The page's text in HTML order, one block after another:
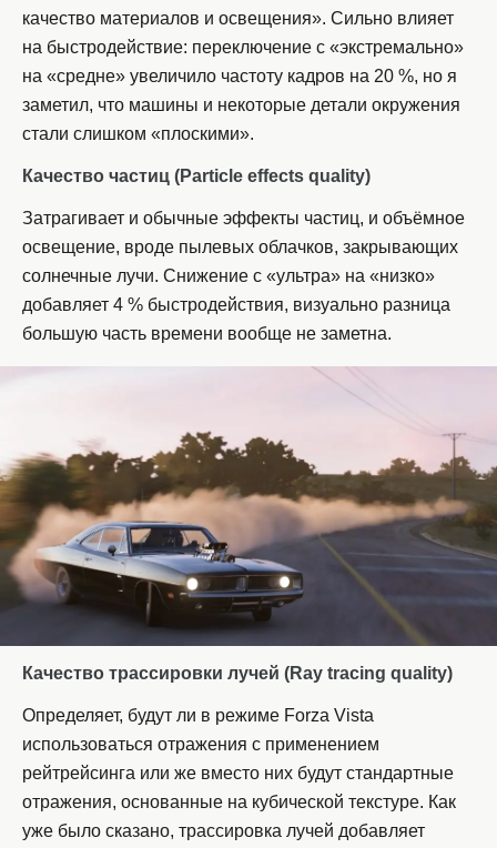
качество материалов и освещения». Сильно влияет
на быстродействие: переключение с «экстремально»
на «средне» увеличило частоту кадров на 20 %, но я
заметил, что машины и некоторые детали окружения
стали слишком «плоскими».
Качество частиц (Particle effects quality)
Затрагивает и обычные эффекты частиц, и объёмное
освещение, вроде пылевых облачков, закрывающих
солнечные лучи. Снижение с «ультра» на «низко»
добавляет 4 % быстродействия, визуально разница
большую часть времени вообще не заметна.
Качество трассировки лучей (Ray tracing quality)
Определяет, будут ли в режиме Forza Vista
использоваться отражения с применением
рейтрейсинга или же вместо них будут стандартные
отражения, основанные на кубической текстуре. Как
уже было сказано, трассировка лучей добавляет